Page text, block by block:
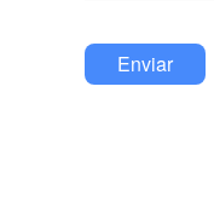
Enviar